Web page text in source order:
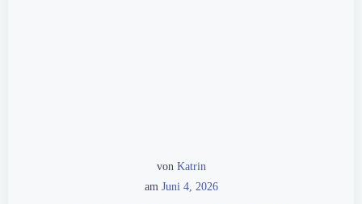
von Katrin
am Juni 4, 2026